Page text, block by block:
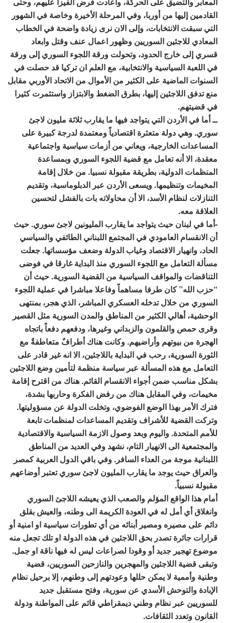
القادمين إليها من أوربا، وفي المرحلة الأخيرة وخاصة في الشهور
التي سبقت الانتخابات، وإلى الان نرى زيادة واضحة في الخطاب
المعادي للاجئين السوريين وظهور اعمال عنف وقتل وابعاد
قسري إلى خارج الحدود، وتحولت ورقة اللجوء السوري إلى ورقة
في اللعبة السياسية والانتخابية، مع العلم ان تركيا قد حصلت في
السنوات الماضية على الكثير من الأموال من الاتحاد الأوربي مقابل
منع تدفق اللاجئين إليها، بطرق الضغط والابتزاز واستثمرت كثيرا
في قضيتهم.
ــ أما في الأردن التي يتواجد فيها ما يقارب ثلاثة مليون لاجئ
سوري. وهي دولة متعثرة اقتصادياً ومعتمدة لدرجة كبيرة على
المساعدات الخارجية، ويعاني من أزمات سياسية واجتماعية
معقدة، الا أنه تعامل مع قضية اللجوء السوري وبمساعدة
المنظمات الدولية، بطريقة مقبولة نسبيا. من خلال إقامة
المخيمات وتنظيمها. ويسعى الأردن عبر الدبلوماسية، وتقديم
التنازلات لنظام الأسد، الا أن محاولاته بات بالفشل لتحسين
العلاقة معه.
-أما في لبنان حيث يتواجد ما يقارب المليونين لاجئ سوري. حيث
أن الانقسام العامودي في المجتمع اللبناني الطائفي والسياسي
الحاد، وانهيار الاقتصاد وغياب الدولة وضعف مؤسساتها. جعلت
مسألة التعامل مع اللجوء السوري منذ البداية غارقا في فوضى
التناقضات والمواقف السياسية من القضية السورية. حيث أن
“حزب الله” كان طرفا مساهماً وفاعلا مباشرا في عملية اللجوء
السوري من خلال تدخله العسكري المباشر، الذي هجر، بمنتهى
الوحشية، أهالي الكثير من المناطق والمدن السورية مثل القصير
وقرى حمص والقلمون والزبداني وغيرها، ودفعهم دفعاً باتجاه
الهجرة من بيوتهم وأراضيهم. وكانت هناك أطرافٌ متعاطفةٌ مع
الثورة السورية، رحب في البداية باللاجئين، الا انه غير قادر على
التعامل مع هذه المسألة عبر سياسة منظمة لتأمين وضع اللاجئين
بشكل مناسب ضمن أجواء الانقسام القائم. هناك من اقترح إقامة
مخيمات، وفي المقابل هناك من رفض الفكرة وحاربها بشدة،
فترك الأمر بهذا الوضع الفوضوي، وتخلت الدولة عن مسؤوليتها.
وتركت القضية للأشراف وتقديم المساعدات لمنظمات تابعة
للأمم المتحدة. واليوم وبعد وصول الازمة السياسية والاقتصادية
والمجتمعية الى الانهيار التام، نشهد وفي العديد من المناطق
اللبنانية موجة من العداء السافر. وفي باقي الدول العربية كمصر
والعراق حيث يوجد ما يقارب المليون لاجئ سوري تعتبر أوضاعهم
مقبولة نسبياً.
أمام هذا الواقع المؤلم والصعب الذي يعيشه اللاجئ السوري
وانغلاق أي أمل له في العودة الكريمة الى وطنه، والعيش بقلق
دائم على مصيره ومصير أبنائه من أي تطورات سياسية او امنية أو
قرارات جائرة تصدر بحق اللاجئين في هذه الدولة او تلك تجعل منه
موضوع تهجير جديد أو وقودا لصراعات ليس له فيها ناقة او جمل.
وتبقى قضية اللاجئين والمهجرين والنازحين السوريين، قضية
وطنية وأممية لا يمكن حللها وعودتهم إلى وطنهم، إلا برحيل نظام
الإبادة والتوحش الأسدي عن سورية، وفتح مستقبل جديد
للسوريين عبر نظام وطني ديمقراطي قائم على المواطنة ودولة
القانون وتعدد الثقافات.